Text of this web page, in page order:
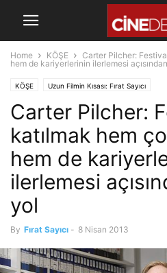
Home KÖŞE
Carter Pilcher:
hem de kariyerlerinin ilerlemesi
KÖŞE Uzun Filmin Kısası: Fırat Sayıcı
Carter Pilcher:
katılmak hem
hem de
ilerlemesi
yol
By Fırat Sayıcı - 8 Nisan 2013